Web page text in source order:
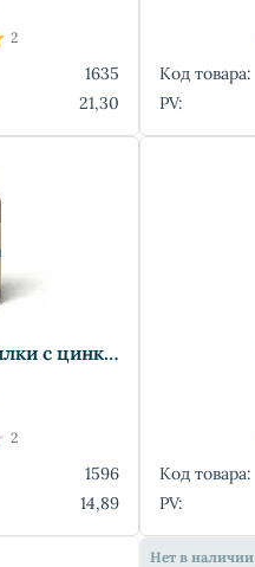
2
1635
21,30
Код товара:
PV:
Zinc Lozenge — Пастилки с цинком
2
1596
14,89
Код товара:
PV:
Нет в наличии